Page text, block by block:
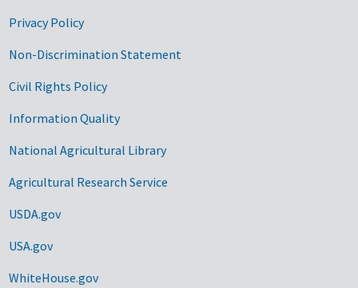
Privacy Policy
Non-Discrimination Statement
Civil Rights Policy
Information Quality
National Agricultural Library
Agricultural Research Service
USDA.gov
USA.gov
WhiteHouse.gov